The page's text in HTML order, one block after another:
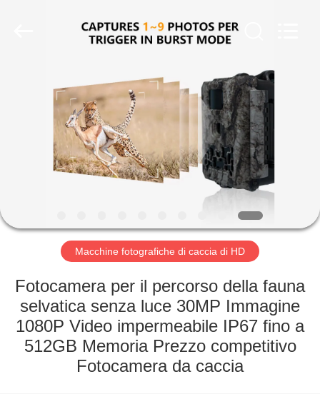
PRODOTTI
VIDEO
SU
DI
VISITA
ALLA
FABBRICA
Macchine fotografiche di caccia di HD
Fotocamera per il percorso della fauna
selvatica senza luce 30MP Immagine
1080P Video impermeabile IP67 fino a
512GB Memoria Prezzo competitivo
Fotocamera da caccia